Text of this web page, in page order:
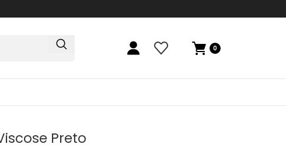
0
Preto